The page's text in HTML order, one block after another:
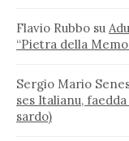
Flavio Rubbo su
“Pietra della
Sergio Mario
ses Italianu,
sardo)